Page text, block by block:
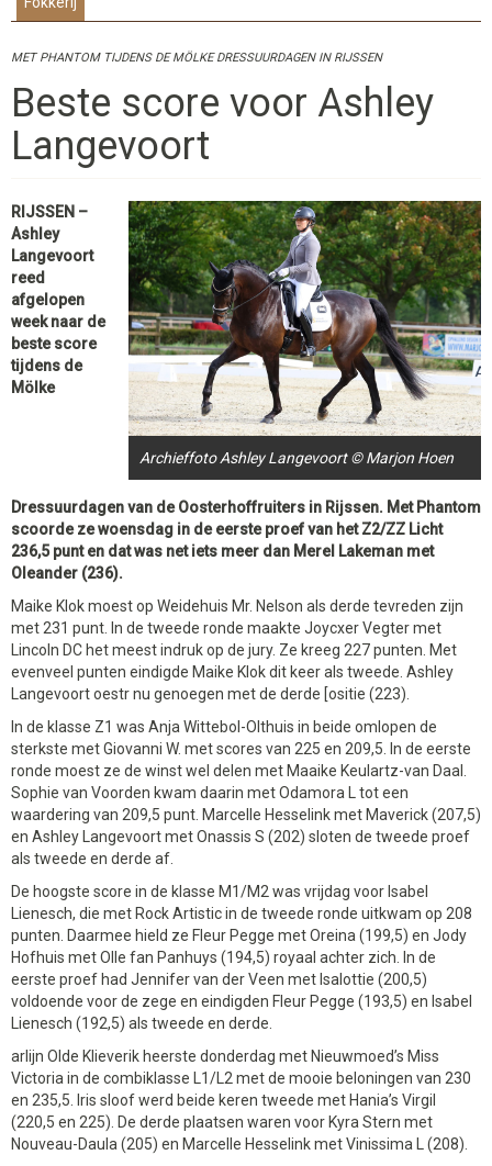
MET PHANTOM TIJDENS DE MÖLKE DRESSUURDAGEN IN RIJSSEN
Beste score voor Ashley
Langevoort
Archieffoto Ashley Langevoort © Marjon Hoen
RIJSSEN –
Ashley
Langevoort
reed
afgelopen
week naar de
beste score
tijdens de
Mölke
Dressuurdagen van de Oosterhoffruiters in Rijssen. Met Phantom
scoorde ze woensdag in de eerste proef van het Z2/ZZ Licht
236,5 punt en dat was net iets meer dan Merel Lakeman met
Oleander (236).
Maike Klok moest op Weidehuis Mr. Nelson als derde tevreden zijn
met 231 punt. In de tweede ronde maakte Joycxer Vegter met
Lincoln DC het meest indruk op de jury. Ze kreeg 227 punten. Met
evenveel punten eindigde Maike Klok dit keer als tweede. Ashley
Langevoort oestr nu genoegen met de derde [ositie (223).
In de klasse Z1 was Anja Wittebol-Olthuis in beide omlopen de
sterkste met Giovanni W. met scores van 225 en 209,5. In de eerste
ronde moest ze de winst wel delen met Maaike Keulartz-van Daal.
Sophie van Voorden kwam daarin met Odamora L tot een
waardering van 209,5 punt. Marcelle Hesselink met Maverick (207,5)
en Ashley Langevoort met Onassis S (202) sloten de tweede proef
als tweede en derde af.
De hoogste score in de klasse M1/M2 was vrijdag voor Isabel
Lienesch, die met Rock Artistic in de tweede ronde uitkwam op 208
punten. Daarmee hield ze Fleur Pegge met Oreina (199,5) en Jody
Hofhuis met Olle fan Panhuys (194,5) royaal achter zich. In de
eerste proef had Jennifer van der Veen met Isalottie (200,5)
voldoende voor de zege en eindigden Fleur Pegge (193,5) en Isabel
Lienesch (192,5) als tweede en derde.
arlijn Olde Klieverik heerste donderdag met Nieuwmoed’s Miss
Victoria in de combiklasse L1/L2 met de mooie beloningen van 230
en 235,5. Iris sloof werd beide keren tweede met Hania’s Virgil
(220,5 en 225). De derde plaatsen waren voor Kyra Stern met
Nouveau-Daula (205) en Marcelle Hesselink met Vinissima L (208).